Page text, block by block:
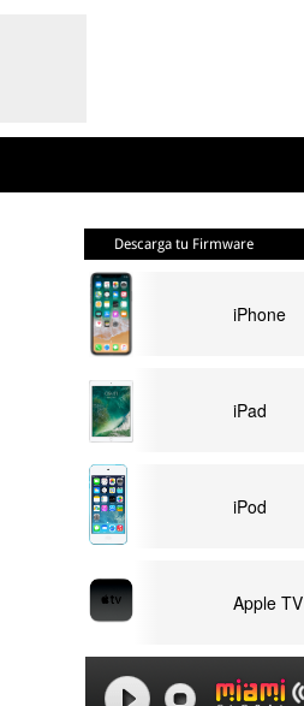
Descarga tu Firmware
iPhone
iPad
iPod
Apple TV